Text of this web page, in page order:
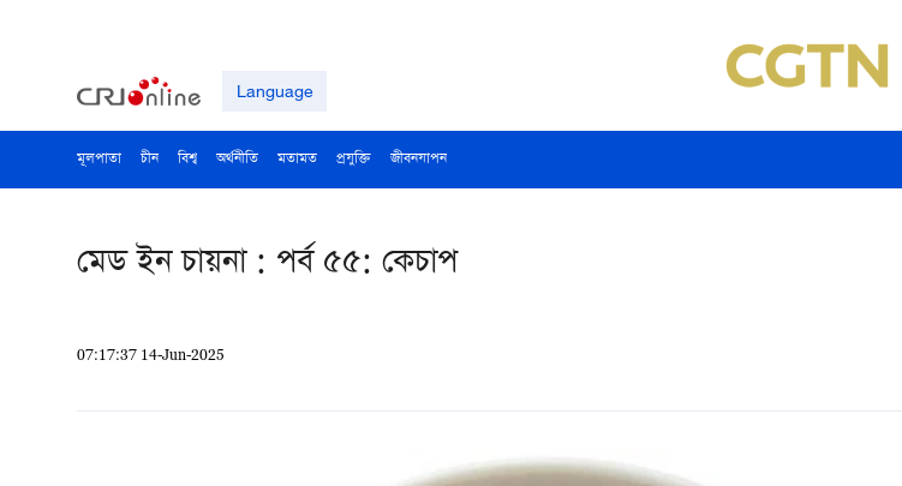
Language
মূলপাতা চীন বিশ্ব অর্থনীতি মতামত প্রযুক্তি জীবনযাপন
মেড ইন চায়না : পর্ব ৫৫: কেচাপ
07:17:37 14-Jun-2025